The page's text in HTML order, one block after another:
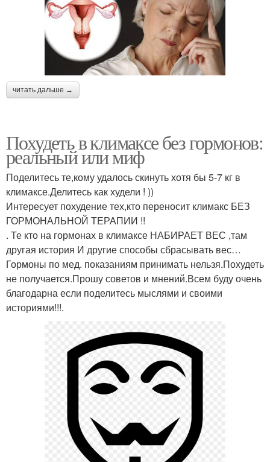
читать дальше →
Похудеть в климаксе без гормонов:
реальный или миф
Поделитесь те,кому удалось скинуть хотя бы 5-7 кг в
климаксе.Делитесь как худели ! ))
Интересует похудение тех,кто переносит климакс БЕЗ
ГОРМОНАЛЬНОЙ ТЕРАПИИ !!
. Те кто на гормонах в климаксе НАБИРАЕТ ВЕС ,там
другая история И другие способы сбрасывать вес…
Гормоны по мед. показаниям принимать нельзя.Похудеть
не получается.Прошу советов и мнений.Всем буду очень
благодарна если поделитесь мыслями и своими
историями!!!.